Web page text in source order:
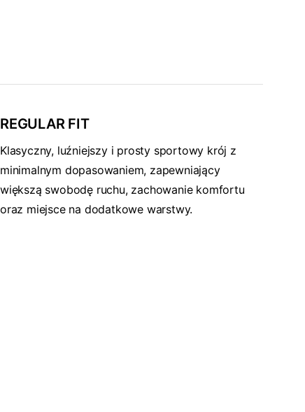
REGULAR FIT
Klasyczny, luźniejszy i prosty sportowy krój z
minimalnym dopasowaniem, zapewniający
większą swobodę ruchu, zachowanie komfortu
oraz miejsce na dodatkowe warstwy.